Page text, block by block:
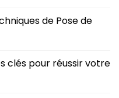
de Pose de
clés pour réussir votre